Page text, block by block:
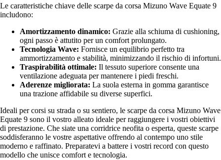
Le caratteristiche chiave delle scarpe da corsa Mizuno Wave Equate 9
includono:
Amortizzamento dinamico: Grazie alla schiuma di cushioning,
ogni passo è attutito per un comfort prolungato.
Tecnologia Wave: Fornisce un equilibrio perfetto tra
ammortizzamento e stabilità, minimizzando il rischio di infortuni.
Traspirabilità ottimale: Il tessuto superiore consente una
ventilazione adeguata per mantenere i piedi freschi.
Aderenze migliorata: La suola esterna in gomma garantisce
una trazione affidabile su diverse superfici.
Ideali per corsi su strada o su sentiero, le scarpe da corsa Mizuno Wave
Equate 9 sono il vostro alleato ideale per raggiungere i vostri obiettivi
di prestazione. Che siate una corridrice neofita o esperta, queste scarpe
soddisferanno le vostre aspettative offrendo al contempo uno stile
moderno e raffinato. Preparatevi a battere i vostri record con questo
modello che unisce comfort e tecnologia.